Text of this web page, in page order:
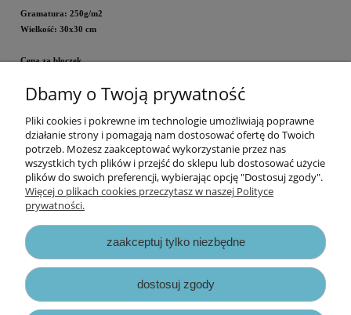
Gramatura: 250g/m2
Wielkość: 30x30 cm
Cena za bloczek.
Wyprodukowano w Polsce.
Informacje
Opłaty i koszty dostawy
Zapisy prawne
Dbamy o Twoją prywatność
Pliki cookies i pokrewne im technologie umożliwiają poprawne
działanie strony i pomagają nam dostosować ofertę do Twoich
potrzeb. Możesz zaakceptować wykorzystanie przez nas
wszystkich tych plików i przejść do sklepu lub dostosować użycie
plików do swoich preferencji, wybierając opcję "Dostosuj zgody".
Więcej o plikach cookies przeczytasz w naszej Polityce
prywatności.
zaakceptuj tylko niezbędne
dostosuj zgody